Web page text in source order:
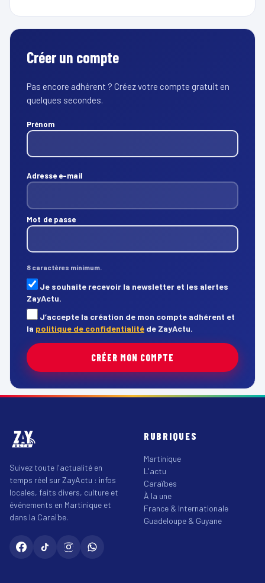
Créer un compte
Pas encore adhérent ? Créez votre compte gratuit en
quelques secondes.
Prénom
Adresse e-mail
Mot de passe
8 caractères minimum.
Je souhaite recevoir la newsletter et les alertes
ZayActu.
J’accepte la création de mon compte adhérent et
la politique de confidentialité de ZayActu.
CRÉER MON COMPTE
Suivez toute l'actualité en
temps réel sur ZayActu : infos
locales, faits divers, culture et
événements en Martinique et
dans la Caraïbe.
RUBRIQUES
Martinique
L'actu
Caraïbes
À la une
France & Internationale
Guadeloupe & Guyane